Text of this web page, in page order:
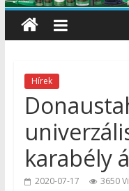
Hírek
karabély
2020-07-17 3650